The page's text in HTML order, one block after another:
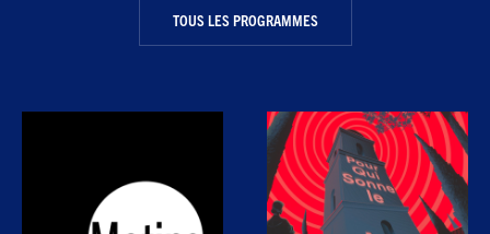
TOUS LES PROGRAMMES